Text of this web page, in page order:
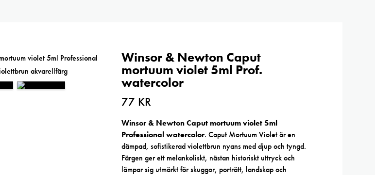
Winsor & Newton Caput
mortuum violet 5ml Prof.
watercolor
77 KR
Winsor & Newton Caput mortuum violet 5ml
Professional watercolor. Caput Mortuum Violet är en
dämpad, sofistikerad violettbrun nyans med djup och tyngd.
Färgen ger ett melankoliskt, nästan historiskt uttryck och
lämpar sig utmärkt för skuggor, porträtt, landskap och